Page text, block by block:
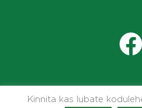
Kinnita kas lubate